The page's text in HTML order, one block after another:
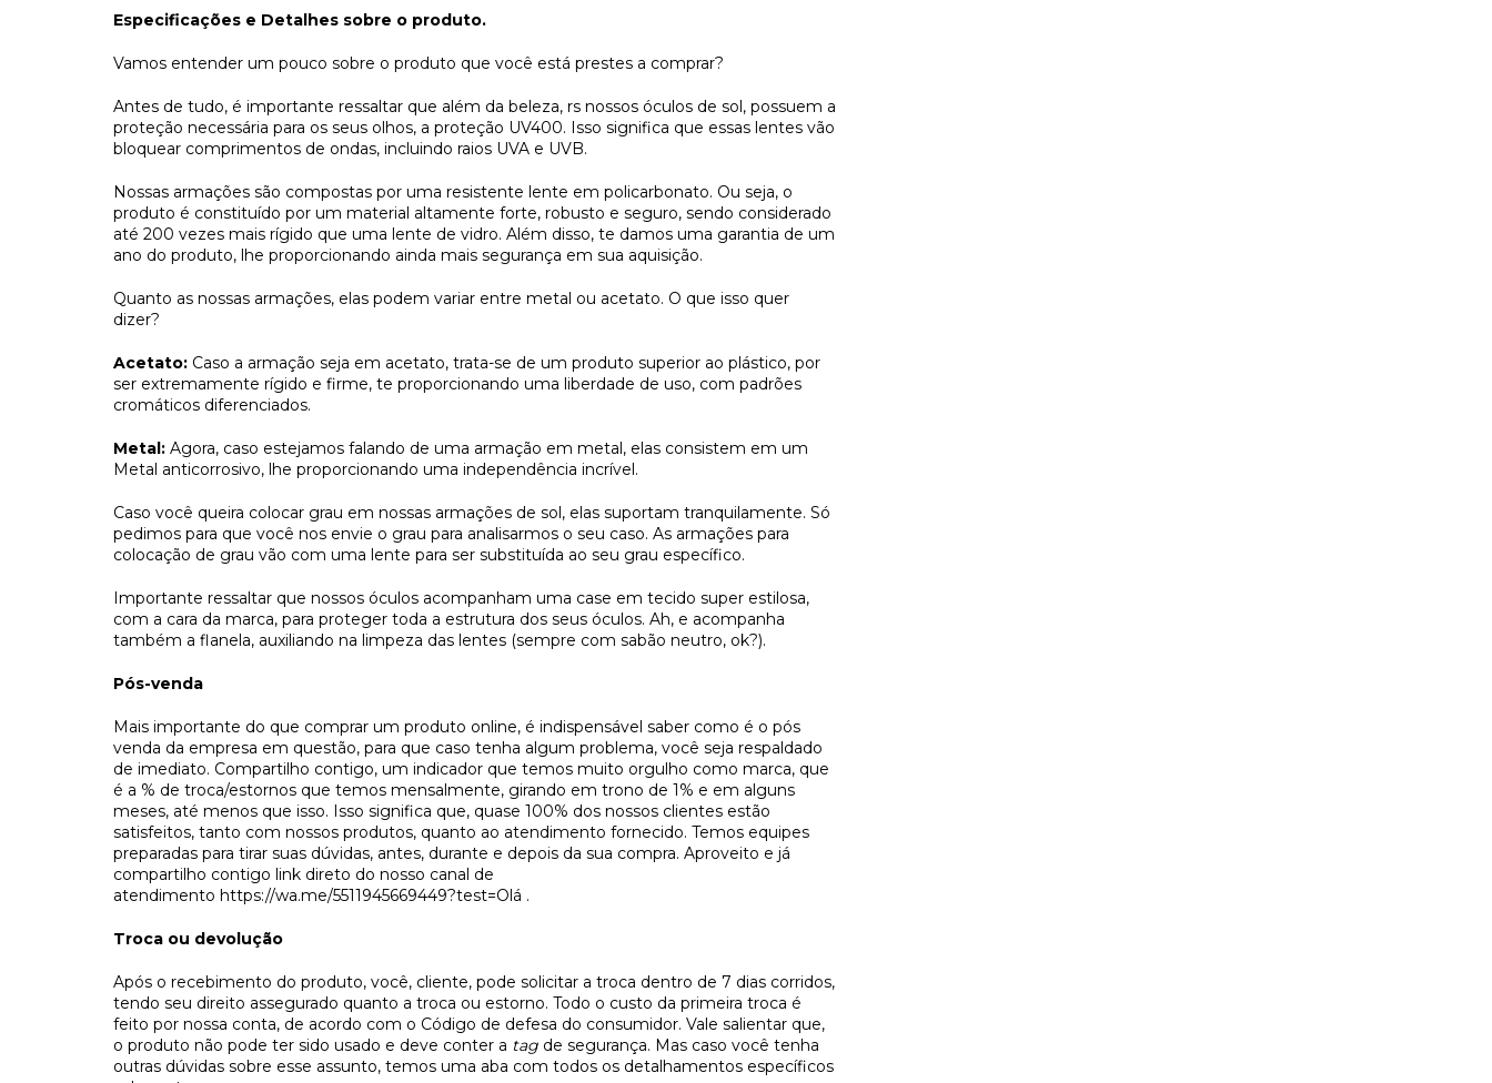
Especificações e Detalhes sobre o produto.
Vamos entender um pouco sobre o produto que você está prestes a comprar?
Antes de tudo, é importante ressaltar que além da beleza, rs nossos óculos de sol, possuem a
proteção necessária para os seus olhos, a proteção UV400. Isso significa que essas lentes vão
bloquear comprimentos de ondas, incluindo raios UVA e UVB.
Nossas armações são compostas por uma resistente lente em policarbonato. Ou seja, o
produto é constituído por um material altamente forte, robusto e seguro, sendo considerado
até 200 vezes mais rígido que uma lente de vidro. Além disso, te damos uma garantia de um
ano do produto, lhe proporcionando ainda mais segurança em sua aquisição.
Quanto as nossas armações, elas podem variar entre metal ou acetato. O que isso quer
dizer?
Acetato: Caso a armação seja em acetato, trata-se de um produto superior ao plástico, por
ser extremamente rígido e firme, te proporcionando uma liberdade de uso, com padrões
cromáticos diferenciados.
Metal: Agora, caso estejamos falando de uma armação em metal, elas consistem em um
Metal anticorrosivo, lhe proporcionando uma independência incrível.
Caso você queira colocar grau em nossas armações de sol, elas suportam tranquilamente. Só
pedimos para que você nos envie o grau para analisarmos o seu caso. As armações para
colocação de grau vão com uma lente para ser substituída ao seu grau específico.
Importante ressaltar que nossos óculos acompanham uma case em tecido super estilosa,
com a cara da marca, para proteger toda a estrutura dos seus óculos. Ah, e acompanha
também a flanela, auxiliando na limpeza das lentes (sempre com sabão neutro, ok?).
Pós-venda
Mais importante do que comprar um produto online, é indispensável saber como é o pós
venda da empresa em questão, para que caso tenha algum problema, você seja respaldado
de imediato. Compartilho contigo, um indicador que temos muito orgulho como marca, que
é a % de troca/estornos que temos mensalmente, girando em trono de 1% e em alguns
meses, até menos que isso. Isso significa que, quase 100% dos nossos clientes estão
satisfeitos, tanto com nossos produtos, quanto ao atendimento fornecido. Temos equipes
preparadas para tirar suas dúvidas, antes, durante e depois da sua compra. Aproveito e já
compartilho contigo link direto do nosso canal de
atendimento https://wa.me/5511945669449?test=Olá .
Troca ou devolução
Após o recebimento do produto, você, cliente, pode solicitar a troca dentro de 7 dias corridos,
tendo seu direito assegurado quanto a troca ou estorno. Todo o custo da primeira troca é
feito por nossa conta, de acordo com o Código de defesa do consumidor. Vale salientar que,
o produto não pode ter sido usado e deve conter a tag de segurança. Mas caso você tenha
outras dúvidas sobre esse assunto, temos uma aba com todos os detalhamentos específicos